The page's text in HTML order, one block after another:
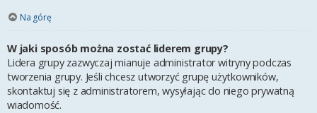
Na górę
W jaki sposób można zostać liderem grupy?
Lidera grupy zazwyczaj mianuje administrator witryny podczas
tworzenia grupy. Jeśli chcesz utworzyć grupę użytkowników,
skontaktuj się z administratorem, wysyłając do niego prywatną
wiadomość.